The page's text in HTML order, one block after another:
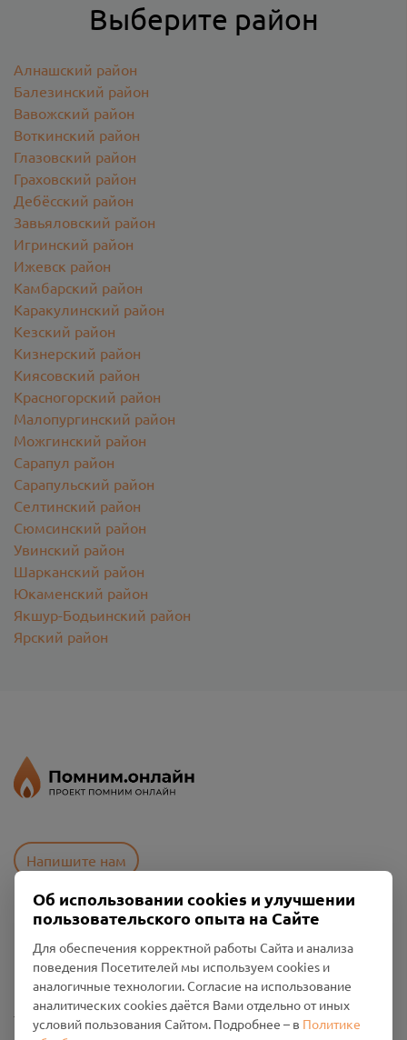
Выберите район
Алнашский район
Балезинский район
Вавожский район
Воткинский район
Глазовский район
Граховский район
Дебёсский район
Завьяловский район
Игринский район
Ижевск район
Камбарский район
Каракулинский район
Кезский район
Кизнерский район
Киясовский район
Красногорский район
Малопургинский район
Можгинский район
Сарапул район
Сарапульский район
Селтинский район
Сюмсинский район
Увинский район
Шарканский район
Юкаменский район
Якшур-Бодьинский район
Ярский район
Напишите нам
Политика конфиденциальности
Промо-материалы
Настройки cookies
Об использовании cookies и улучшении
пользовательского опыта на Сайте
Для обеспечения корректной работы Сайта и анализа
поведения Посетителей мы используем cookies и
аналогичные технологии. Согласие на использование
аналитических cookies даётся Вами отдельно от иных
условий пользования Сайтом. Подробнее – в Политике